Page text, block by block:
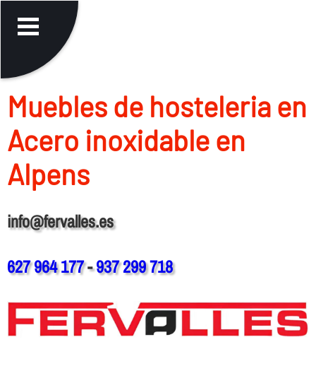
Muebles de hosteleria en
Acero inoxidable en
Alpens
info@fervalles.es
627 964 177-937 299 718